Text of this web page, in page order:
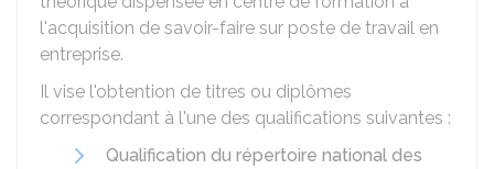
l'acquisition de savoir-faire sur poste de travail en
entreprise.
Il vise l'obtention de titres ou diplômes
correspondant à l'une des qualifications suivantes :
Qualification du répertoire national des